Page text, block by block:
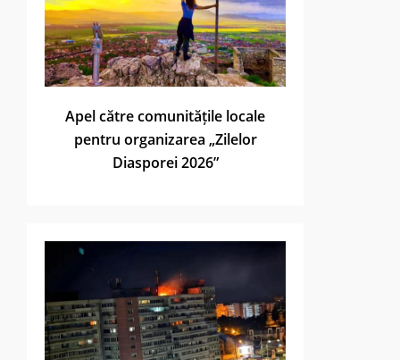
Apel către comunitățile locale
pentru organizarea „Zilelor
Diasporei 2026”